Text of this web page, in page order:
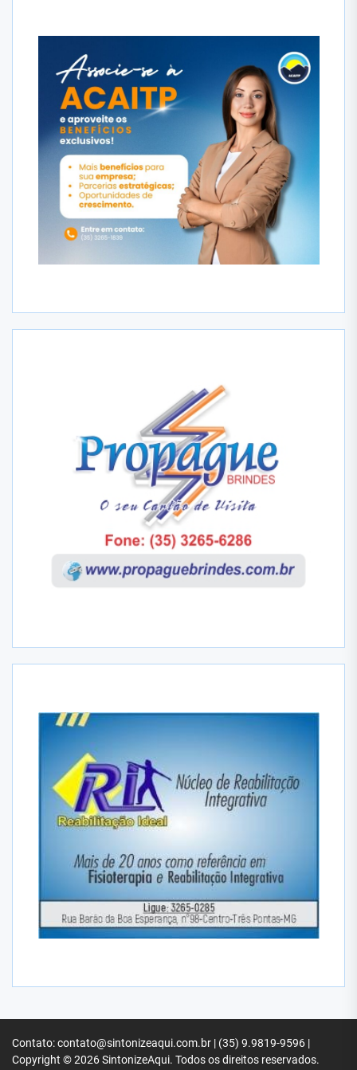
Contato: contato@sintonizeaqui.com.br | (35) 9.9819-9596 |
Copyright © 2026SintonizeAqui. Todos os direitos reservados.